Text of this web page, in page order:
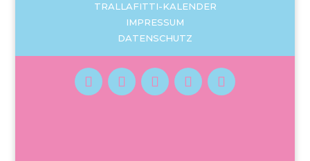
TRALLAFITTI-KALENDER
IMPRESSUM
DATENSCHUTZ